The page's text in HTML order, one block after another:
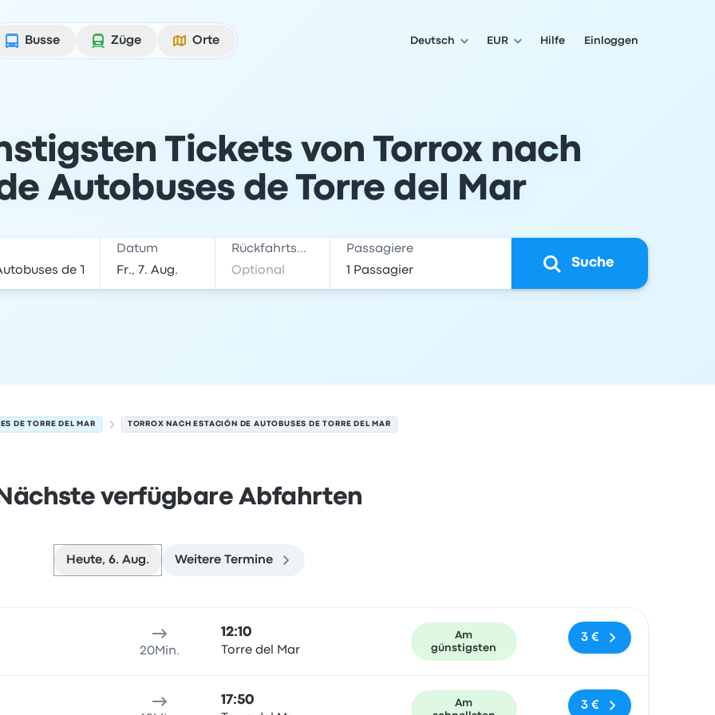
Busse
Züge Orte Deutsch EUR Hilfe Einloggen
Tickets von Torrox nach
Autobuses de Torre del Mar
Datum Rückfahrtsdatum Passagiere
Suche
DE TORRE DEL MAR TORROX NACH ESTACIÓN DE AUTOBUSES DE TORRE DEL MAR
Nächste verfügbare Abfahrten
Heute, 6. Aug. Weitere Termine
20Min.
12:10
Torre del Mar
Am
günstigsten
3 €
17:50
Am
3 €